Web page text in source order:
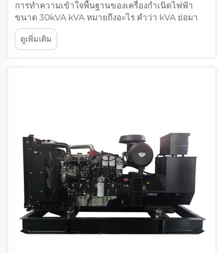
การทำความเข้าใจพื้นฐานของเครื่องกำเนิดไฟฟ้า
ขนาด 30kVA kVA หมายถึงอะไร คำว่า kVA ย่อมา
จาก kilovolt amperes มีบทบาทสำคัญในการ
ทำความเข้าใจระบบไฟฟ้า เนื่องจากมันเป็นหน่วย
สำหรับวัดกำลังไฟฟ้าที่เรียกว่า กำลังปรากฏ
ดูเพิ่มเติม